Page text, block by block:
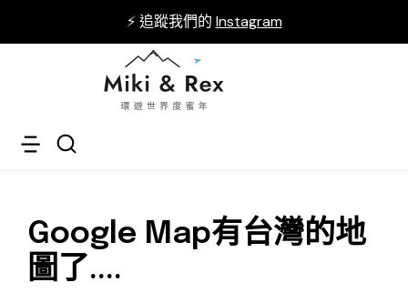
⚡ 追蹤我們的 Instagram
Google Map有台灣的地
圖了....